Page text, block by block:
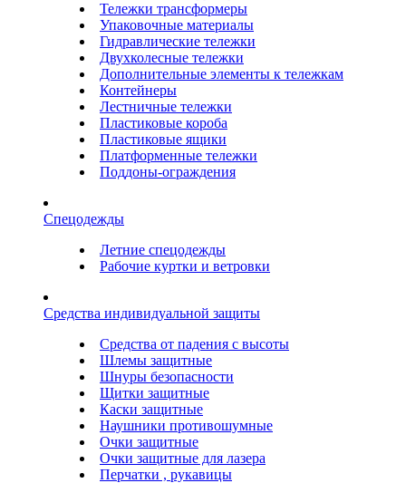
Тележки трансформеры
Упаковочные материалы
Гидравлические тележки
Двухколесные тележки
Дополнительные элементы к тележкам
Контейнеры
Лестничные тележки
Пластиковые короба
Пластиковые ящики
Платформенные тележки
Поддоны-ограждения
Спецодежды
Летние спецодежды
Рабочие куртки и ветровки
Средства индивидуальной защиты
Средства от падения с высоты
Шлемы защитные
Шнуры безопасности
Щитки защитные
Каски защитные
Наушники противошумные
Очки защитные
Очки защитные для лазера
Перчатки , рукавицы